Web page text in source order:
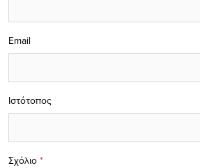
Σχόλιο *
Email
Ιστότοπος